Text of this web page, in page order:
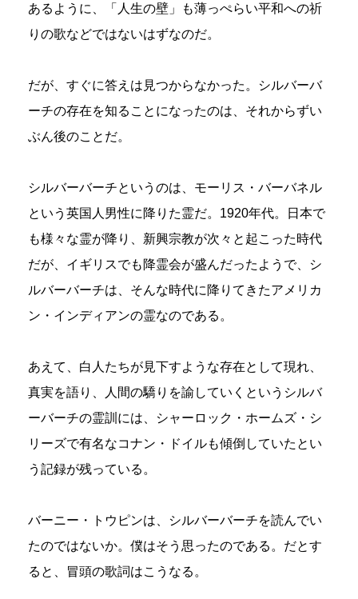
あるように、「人生の壁」も薄っぺらい平和への祈
りの歌などではないはずなのだ。
だが、すぐに答えは見つからなかった。シルバーバ
ーチの存在を知ることになったのは、それからずい
ぶん後のことだ。
シルバーバーチというのは、モーリス・バーバネル
という英国人男性に降りた霊だ。1920年代。日本で
も様々な霊が降り、新興宗教が次々と起こった時代
だが、イギリスでも降霊会が盛んだったようで、シ
ルバーバーチは、そんな時代に降りてきたアメリカ
ン・インディアンの霊なのである。
あえて、白人たちが見下すような存在として現れ、
真実を語り、人間の驕りを諭していくというシルバ
ーバーチの霊訓には、シャーロック・ホームズ・シ
リーズで有名なコナン・ドイルも傾倒していたとい
う記録が残っている。
バーニー・トウピンは、シルバーバーチを読んでい
たのではないか。僕はそう思ったのである。だとす
ると、冒頭の歌詞はこうなる。